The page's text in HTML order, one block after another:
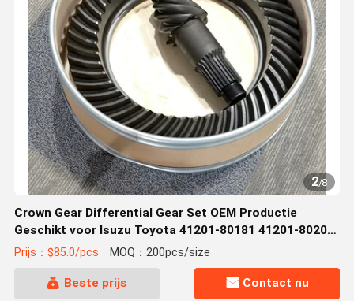
2/8
Crown Gear Differential Gear Set OEM Productie
Geschikt voor Isuzu Toyota 41201-80181 41201-80204
41201-69815 20CrMnTi
Prijs：$85.0/pcs MOQ：200pcs/size
Beste prijs Contact nu